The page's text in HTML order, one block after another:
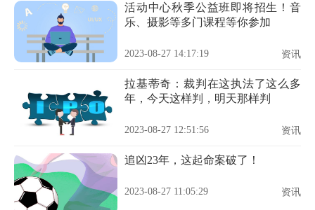
活动中心秋季公益班即将招生！音
乐、摄影等多门课程等你参加
2023-08-27 14:17:19 资讯
拉基蒂奇：裁判在这执法了这么多
年，今天这样判，明天那样判
2023-08-27 12:51:56 资讯
追凶23年，这起命案破了！
2023-08-27 11:05:29 资讯